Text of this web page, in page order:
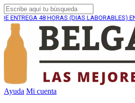
HORAS (DIAS LABORABLES) EN PENÍNSULA*
Ayuda Mi cuenta